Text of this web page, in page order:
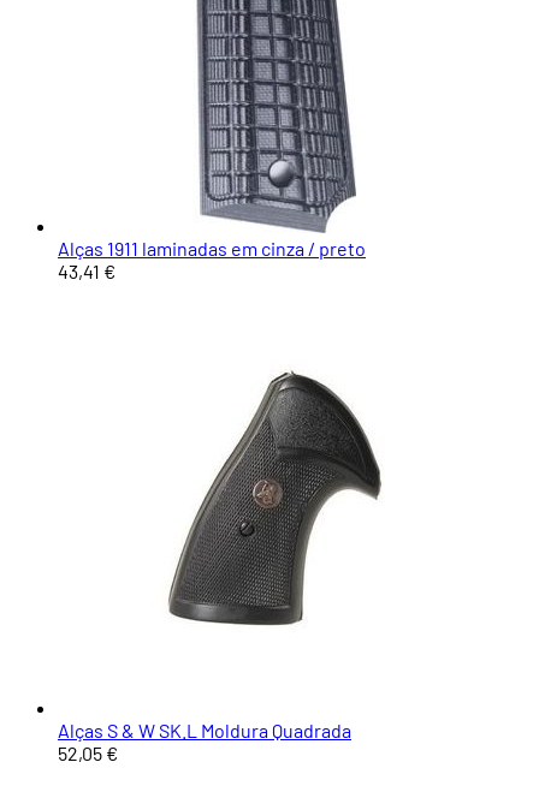
Alças 1911 laminadas em cinza / preto
43,41 €
Alças S & W SK.L Moldura Quadrada
52,05 €